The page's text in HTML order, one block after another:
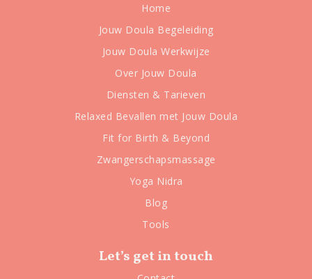
Home
Jouw Doula Begeleiding
Jouw Doula Werkwijze
Over Jouw Doula
Diensten & Tarieven
Relaxed Bevallen met Jouw Doula
Fit for Birth & Beyond
Zwangerschapsmassage
Yoga Nidra
Blog
Tools
Let’s get in touch